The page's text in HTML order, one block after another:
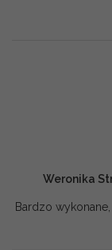
Weronika
Bardzo